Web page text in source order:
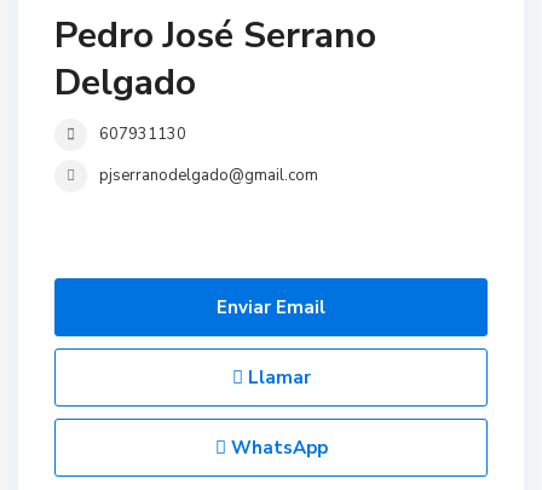
Pedro José Serrano
Delgado
607931130
pjserranodelgado@gmail.com
Enviar Email
Llamar
WhatsApp